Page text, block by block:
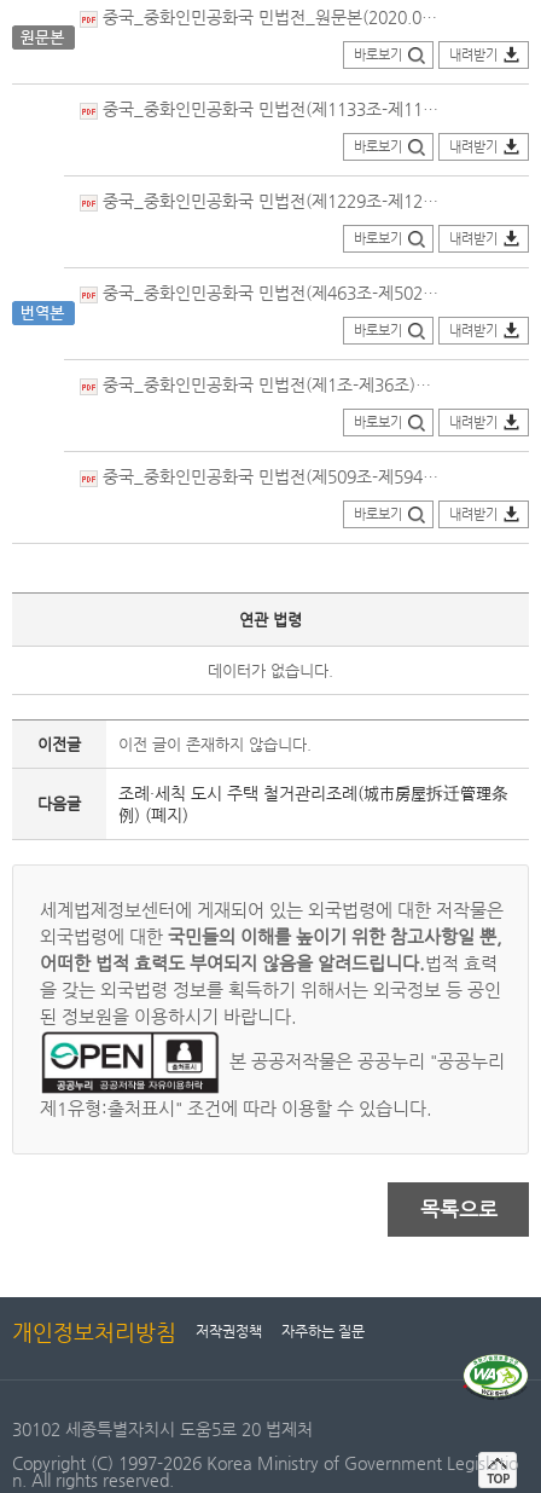
중국_중화인민공화국 민법전_원문본(2020.05.28.제정).pdf
바로보기 내려받기
중국_중화인민공화국 민법전(제1133조-제1144조)_번역본(2020.05.28.제정).pdf
바로보기 내려받기
중국_중화인민공화국 민법전(제1229조-제1235조)_번역본(2020.05.28.제정).pdf
바로보기 내려받기
중국_중화인민공화국 민법전(제463조-제502조)_번역본(2020.05.28.제정).pdf
바로보기 내려받기
중국_중화인민공화국 민법전(제1조-제36조)_번역본(2020.05.28.제정).pdf
바로보기 내려받기
중국_중화인민공화국 민법전(제509조-제594조)_번역본(2020.05.28.제정)_의회법률정보포털.pdf
바로보기 내려받기
연관 법령
데이터가 없습니다.
이전글 이전 글이 존재하지 않습니다.
다음글
조례·세칙 도시 주택 철거관리조례(城市房屋拆迁管理条
例) (폐지)
세계법제정보센터에 게재되어 있는 외국법령에 대한 저작물은
외국법령에 대한 국민들의 이해를 높이기 위한 참고사항일 뿐,
어떠한 법적 효력도 부여되지 않음을 알려드립니다.법적 효력
을 갖는 외국법령 정보를 획득하기 위해서는 외국정보 등 공인
된 정보원을 이용하시기 바랍니다.
본 공공저작물은 공공누리 "공공누리
제1유형:출처표시" 조건에 따라 이용할 수 있습니다.
목록으로
개인정보처리방침 저작권정책 자주하는 질문
30102 세종특별자치시 도움5로 20 법제처
Copyright (C) 1997-2026 Korea Ministry of Government Legislatio
n. All rights reserved.